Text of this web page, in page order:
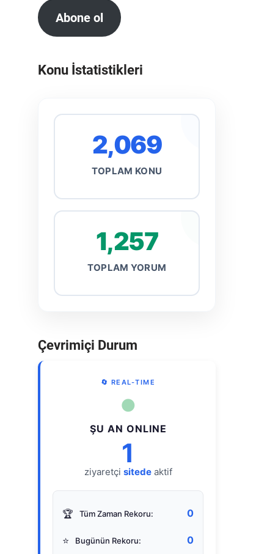
Abone ol
Konu İstatistikleri
2,069
TOPLAM KONU
1,257
TOPLAM YORUM
Çevrimiçi Durum
🔄 REAL-TIME
●
ŞU AN ONLINE
1
ziyaretçi sitedeaktif
🏆 Tüm Zaman Rekoru: 0
⭐ Bugünün Rekoru: 0